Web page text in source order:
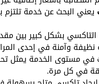
يعني البحث عن خدمة تلتزم
بشكل كبير بين
وآمنة في إحدى
في مستوى الخدمة يمثل
في كل مرة.